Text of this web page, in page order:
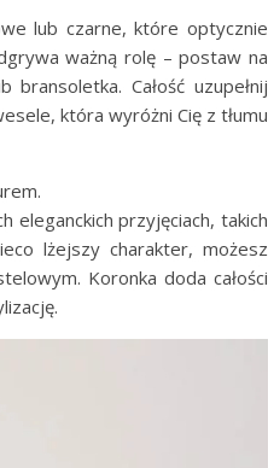
lub czarne, które optycznie
ważną rolę – postaw na
Całość uzupełnij
która wyróżni Cię z tłumu
eleganckich przyjęciach, takich
lżejszy charakter, możesz
Koronka doda całości